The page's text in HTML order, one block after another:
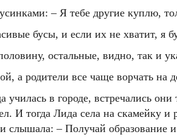
– Я тебе другие куплю,
бусы, и если их не хватит, я
остальные, видно, так и
а родители все чаще ворчать на
училась в городе, встречались
И тогда Лида села на скамейку
– Получай образование